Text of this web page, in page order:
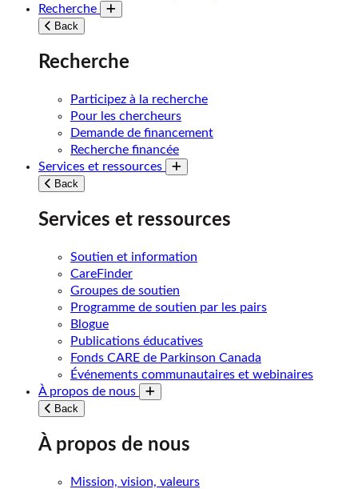
Recherche
Toggle submenu
Back
Recherche
Participez à la recherche
Pour les chercheurs
Demande de financement
Recherche financée
Services et ressources
Toggle submenu
Back
Services et ressources
Soutien et information
CareFinder
Groupes de soutien
Programme de soutien par les pairs
Blogue
Publications éducatives
Fonds CARE de Parkinson Canada
Événements communautaires et webinaires
À propos de nous
Toggle submenu
Back
À propos de nous
Mission, vision, valeurs